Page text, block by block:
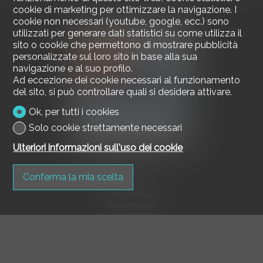
Contattaci
Mediagest SA
Tel.091 730 17 56
cookie di marketing per ottimizzare la navigazione. I
cookie non necessari (youtube, google, ecc.) sono
utilizzati per generare dati statistici su come utilizza il
sito o cookie che permettono di mostrare pubblicità
personalizzate sul loro sito in base alla sua
navigazione e al suo profilo.
Ad eccezione dei cookie necessari al funzionamento
del sito, si può controllare quali si desidera attivare.
Ok, per tutti i cookies
Solo cookie strettamente necessari
Ulteriori informazioni sull'uso dei cookie
Conferma la mia scelta